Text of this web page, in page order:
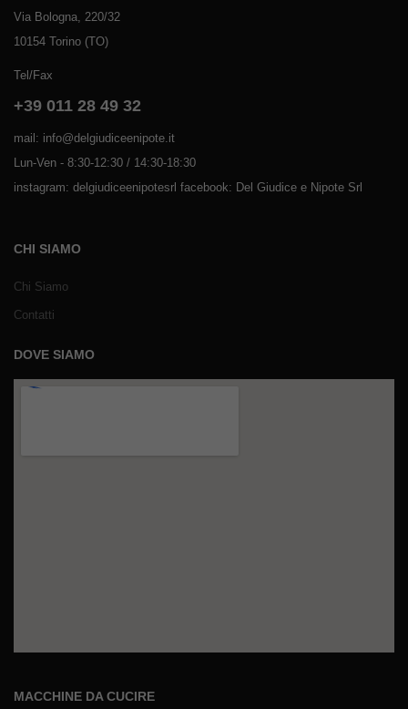
Via Bologna, 220/32
10154 Torino (TO)
Tel/Fax
+39 011 28 49 32
mail: info@delgiudiceenipote.it
Lun-Ven - 8:30-12:30 / 14:30-18:30
instagram: delgiudiceenipotesrl facebook: Del Giudice e Nipote Srl
CHI SIAMO
Chi Siamo
Contatti
DOVE SIAMO
MACCHINE DA CUCIRE